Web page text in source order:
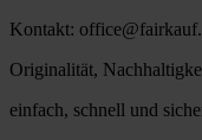
Kontakt:
Originalität,
einfach, schnell und